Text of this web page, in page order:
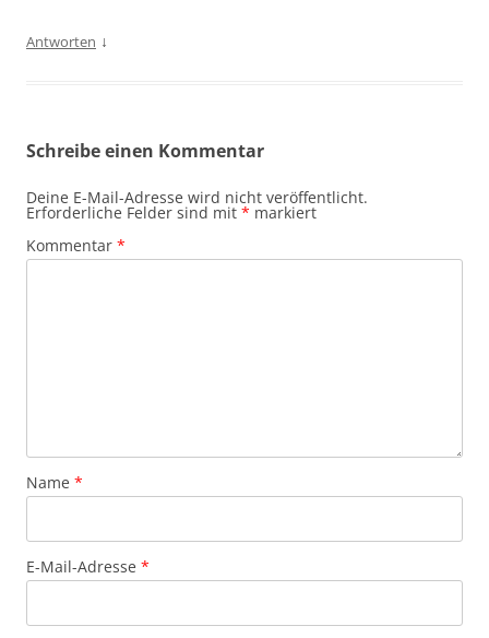
Antworten ↓
Schreibe einen Kommentar
Deine E-Mail-Adresse wird nicht veröffentlicht.
Erforderliche Felder sind mit * markiert
Kommentar *
Name *
E-Mail-Adresse *